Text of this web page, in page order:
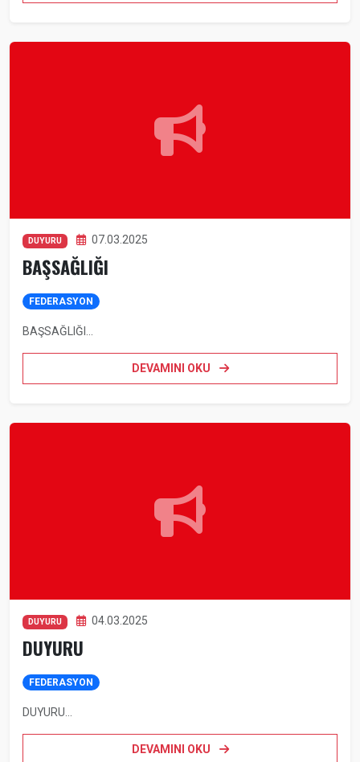
DUYURU 07.03.2025
BAŞSAĞLIĞI
FEDERASYON
BAŞSAĞLIĞI...
DEVAMINI OKU
DUYURU 04.03.2025
DUYURU
FEDERASYON
DUYURU...
DEVAMINI OKU